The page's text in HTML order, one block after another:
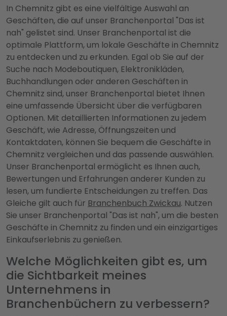
In Chemnitz gibt es eine vielfältige Auswahl an
Geschäften, die auf unser Branchenportal "Das ist
nah" gelistet sind. Unser Branchenportal ist die
optimale Plattform, um lokale Geschäfte in Chemnitz
zu entdecken und zu erkunden. Egal ob Sie auf der
Suche nach Modeboutiquen, Elektronikläden,
Buchhandlungen oder anderen Geschäften in
Chemnitz sind, unser Branchenportal bietet Ihnen
eine umfassende Übersicht über die verfügbaren
Optionen. Mit detaillierten Informationen zu jedem
Geschäft, wie Adresse, Öffnungszeiten und
Kontaktdaten, können Sie bequem die Geschäfte in
Chemnitz vergleichen und das passende auswählen.
Unser Branchenportal ermöglicht es Ihnen auch,
Bewertungen und Erfahrungen anderer Kunden zu
lesen, um fundierte Entscheidungen zu treffen. Das
Gleiche gilt auch für Branchenbuch Zwickau. Nutzen
Sie unser Branchenportal "Das ist nah", um die besten
Geschäfte in Chemnitz zu finden und ein einzigartiges
Einkaufserlebnis zu genießen.
Welche Möglichkeiten gibt es, um
die Sichtbarkeit meines
Unternehmens in
Branchenbüchern zu verbessern?